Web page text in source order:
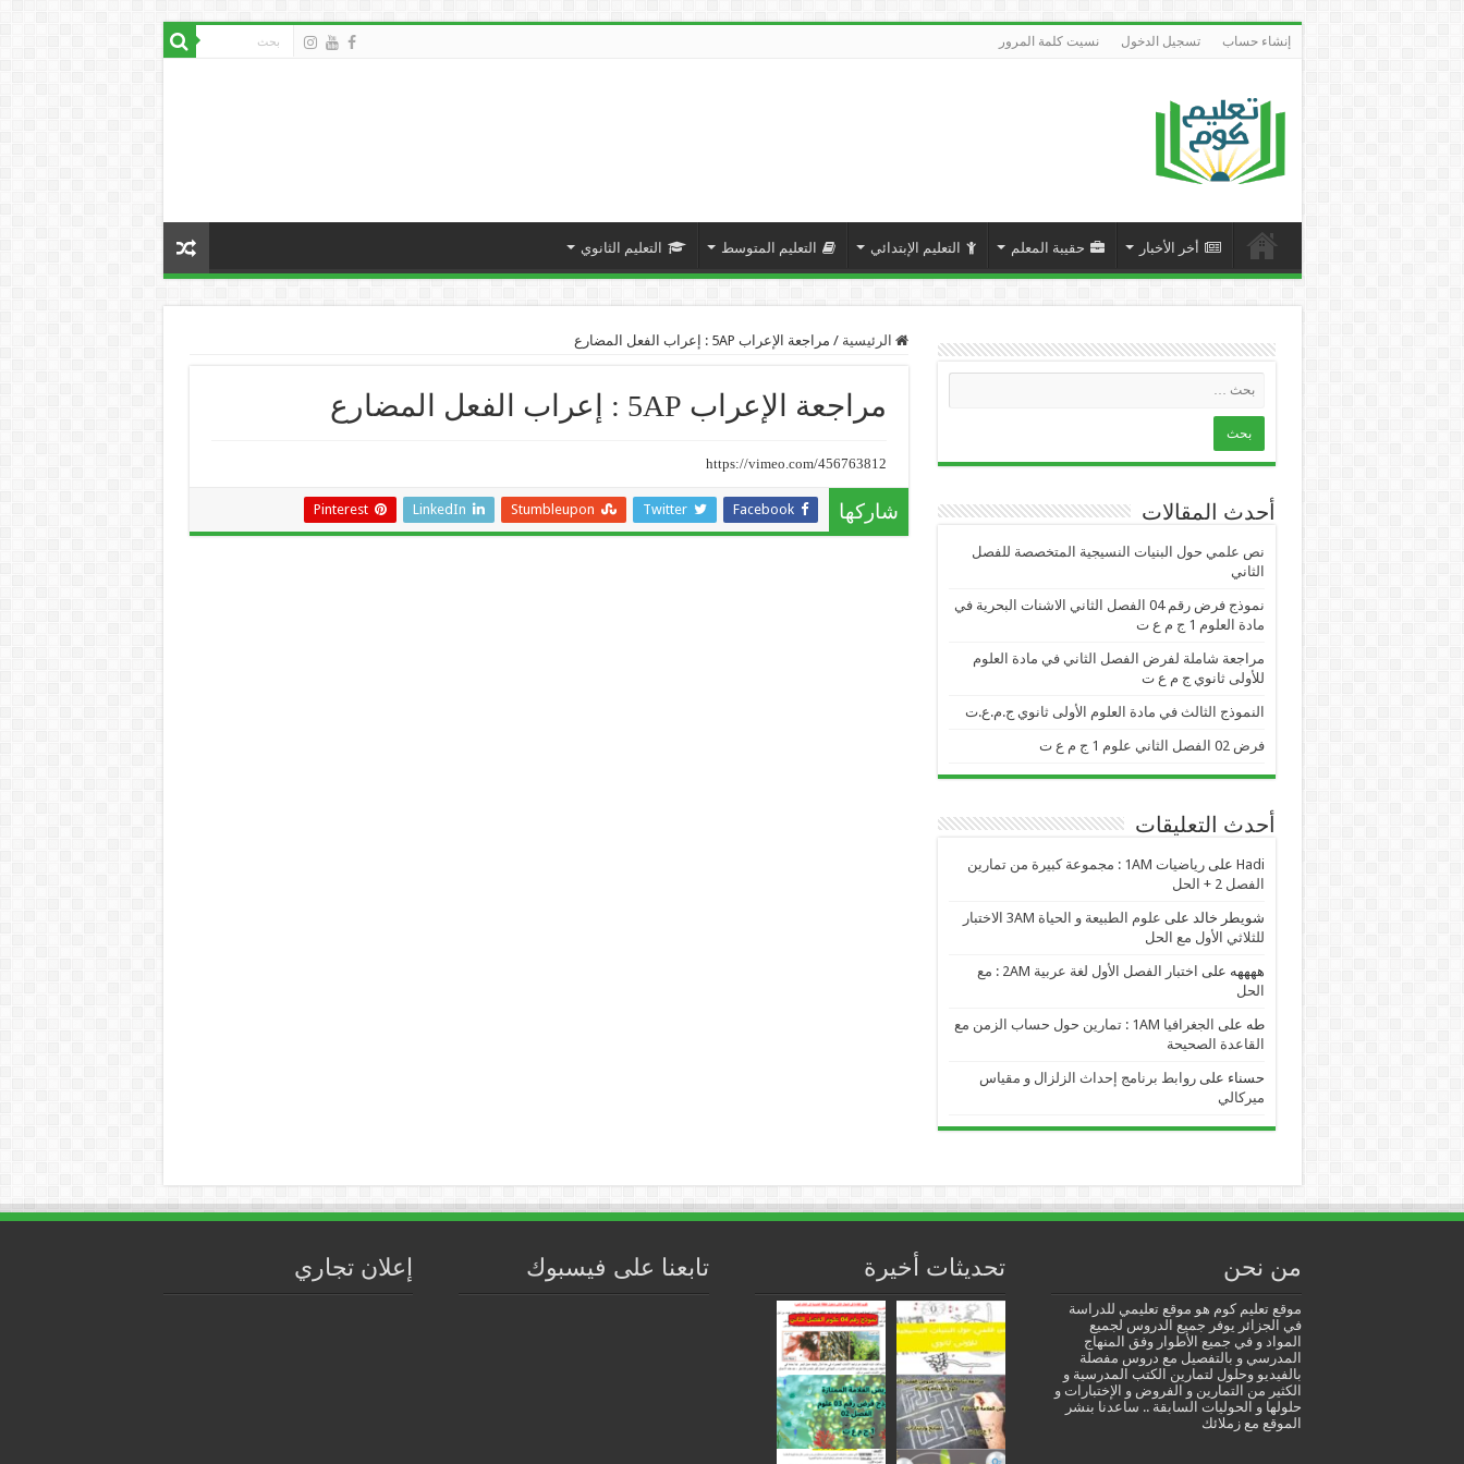
إنشاء حساب تسجيل الدخول نسيت كلمة المرور
أخر الأخبار حقيبة المعلم التعليم الإبتدائي التعليم المتوسط التعليم الثانوي
الرئيسية / مراجعة الإعراب 5AP : إعراب الفعل المضارع
مراجعة الإعراب 5AP : إعراب الفعل المضارع
https://vimeo.com/456763812
شاركها Facebook
Twitter
Stumbleupon
LinkedIn
Pinterest أحدث المقالات
نص علمي حول البنيات النسيجية المتخصصة للفصل
الثاني
نموذج فرض رقم 04 الفصل الثاني الاشنات البحرية في
مادة العلوم 1 ج م ع ت
مراجعة شاملة لفرض الفصل الثاني في مادة العلوم
للأولى ثانوي ج م ع ت
النموذج الثالث في مادة العلوم الأولى ثانوي ج.م.ع.ت
فرض 02 الفصل الثاني علوم 1 ج م ع ت
أحدث التعليقات
Hadi على
رياضيات 1AM : مجموعة كبيرة من تمارين
الفصل 2 + الحل
شويطر خالد على
علوم الطبيعة و الحياة 3AM الاختبار
للثلاثي الأول مع الحل
ههههه على
اختبار الفصل الأول لغة عربية 2AM : مع
الحل
طه على
الجغرافيا 1AM : تمارين حول حساب الزمن مع
القاعدة الصحيحة
حسناء علىروابط برنامج إحداث الزلزال و مقياس
ميركالي
من نحن
موقع تعليم كوم هو موقع تعليمي للدراسة
في الجزائر يوفر جميع الدروس لجميع
المواد و في جميع الأطوار وفق المنهاج
المدرسي و بالتفصيل مع دروس مفصلة
بالفيديو وحلول لتمارين الكتب المدرسية و
الكثير من التمارين و الفروض و الإختبارات و
حلولها و الحوليات السابقة .. ساعدنا بنشر
الموقع مع زملائك
تحديثات أخيرة تابعنا على فيسبوك إعلان تجاري